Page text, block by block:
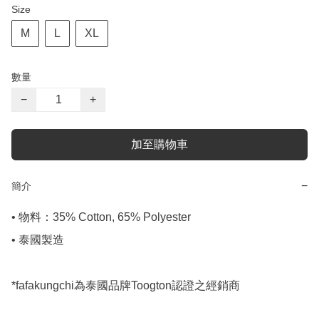
Size
M L XL
數量
− +
加至購物車
簡介 −
• 物料：35% Cotton, 65% Polyester
• 泰國製造
*fafakungchi為泰國品牌Toogton認證之經銷商